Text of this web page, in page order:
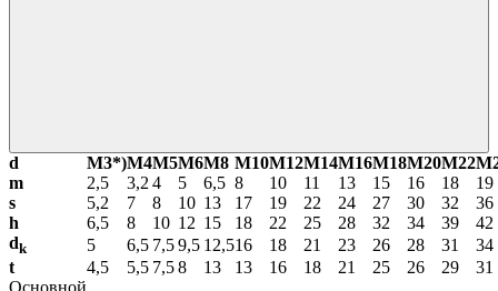
d М3*)М4М5М6М8 М10М12М14М16М18М20М22
m
2,5 3,2 4 5 6,5 8 10 11 13 15 16 18
19
s
5,2 7 8 10 13 17 19 22 24 27 30 32
36
h
6,5 8 10 12 15 18 22 25 28 32 34 39
42
dk 5 6,5 7,59,5 12,516 18 21 23 26 28 31
34
t
4,5 5,5 7,58 13 13 16 18 21 25 26 29
31
Основной